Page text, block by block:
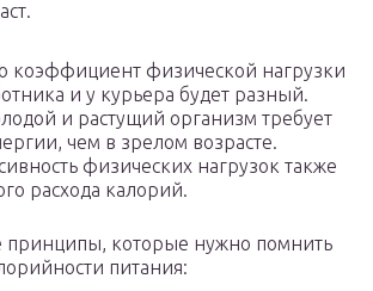
коэффициент физической нагрузки
и у курьера будет разный.
и растущий организм требует
чем в зрелом возрасте.
физических нагрузок также
расхода калорий.
принципы, которые нужно помнить
питания: